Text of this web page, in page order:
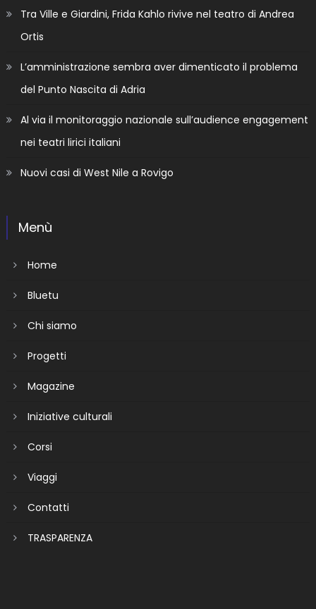
Tra Ville e Giardini, Frida Kahlo rivive nel teatro di Andrea
Ortis
L’amministrazione sembra aver dimenticato il problema
del Punto Nascita di Adria
Al via il monitoraggio nazionale sull’audience engagement
nei teatri lirici italiani
Nuovi casi di West Nile a Rovigo
Menù
Home
Bluetu
Chi siamo
Progetti
Magazine
Iniziative culturali
Corsi
Viaggi
Contatti
TRASPARENZA